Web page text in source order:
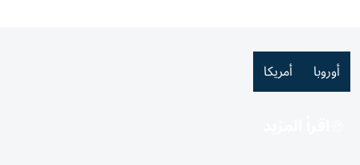
أوروبا أمريكا